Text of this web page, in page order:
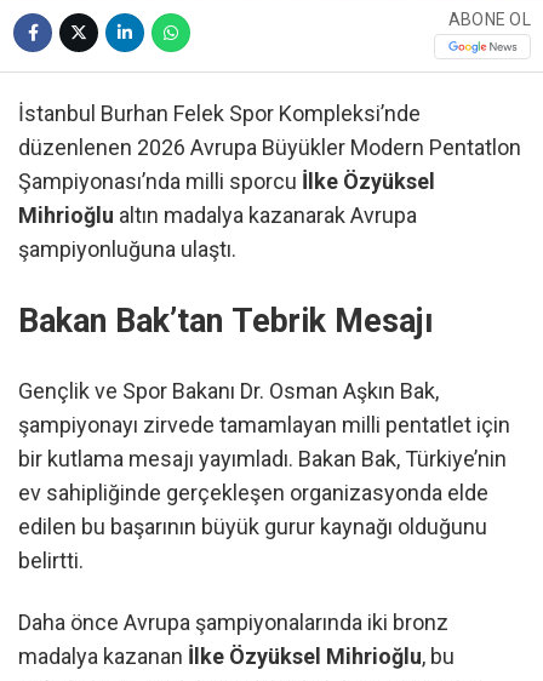
ABONE OL
İstanbul Burhan Felek Spor Kompleksi’nde
düzenlenen 2026 Avrupa Büyükler Modern Pentatlon
Şampiyonası’nda milli sporcu İlke Özyüksel
Mihrioğlu altın madalya kazanarak Avrupa
şampiyonluğuna ulaştı.
Bakan Bak’tan Tebrik Mesajı
Gençlik ve Spor Bakanı Dr. Osman Aşkın Bak,
şampiyonayı zirvede tamamlayan milli pentatlet için
bir kutlama mesajı yayımladı. Bakan Bak, Türkiye’nin
ev sahipliğinde gerçekleşen organizasyonda elde
edilen bu başarının büyük gurur kaynağı olduğunu
belirtti.
Daha önce Avrupa şampiyonalarında iki bronz
madalya kazanan İlke Özyüksel Mihrioğlu, bu